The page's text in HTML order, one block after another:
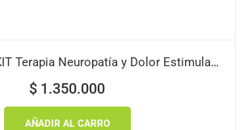
ReBuilder 2407 KIT Terapia Neuropatía y Dolor Estimulador Electrónico
$ 1.350.000
AÑADIR AL CARRO